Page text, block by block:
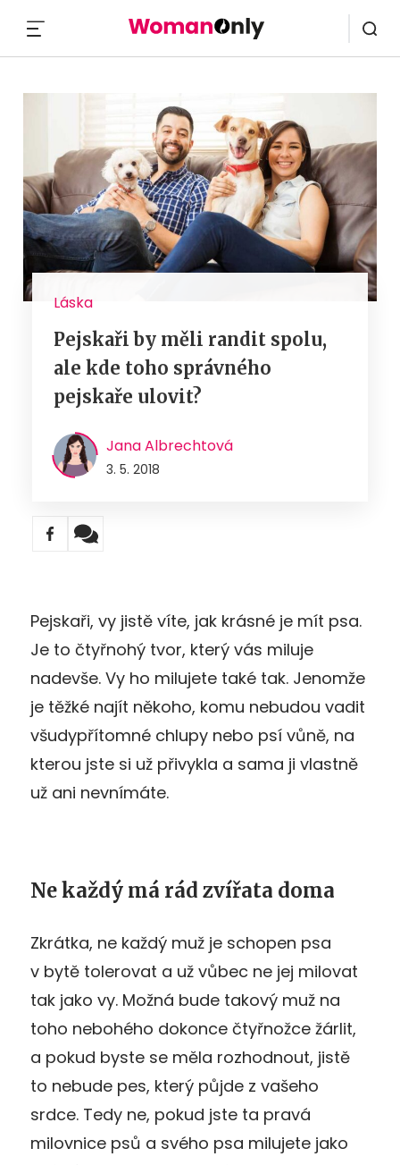
Láska
Pejskaři by měli randit spolu,
ale kde toho správného
pejskaře ulovit?
Jana Albrechtová
3. 5. 2018
Pejskaři, vy jistě víte, jak krásné je mít psa.
Je to čtyřnohý tvor, který vás miluje
nadevše. Vy ho milujete také tak. Jenomže
je těžké najít někoho, komu nebudou vadit
všudypřítomné chlupy nebo psí vůně, na
kterou jste si už přivykla a sama ji vlastně
už ani nevnímáte.
Ne každý má rád zvířata doma
Zkrátka, ne každý muž je schopen psa
v bytě tolerovat a už vůbec ne jej milovat
tak jako vy. Možná bude takový muž na
toho nebohého dokonce čtyřnožce žárlit,
a pokud byste se měla rozhodnout, jistě
to nebude pes, který půjde z vašeho
srdce. Tedy ne, pokud jste ta pravá
milovnice psů a svého psa milujete jako